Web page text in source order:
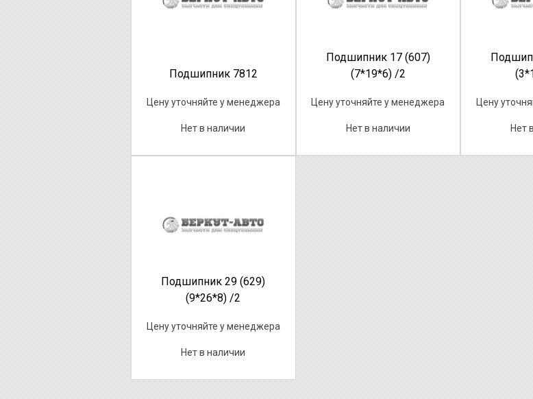
Подшипник 7812
Цену уточняйте у менеджера
Нет в наличии
Подшипник 17 (607)
(7*19*6) /2
Цену уточняйте у менеджера
Нет в наличии
Цену
Нет
Подшипник 29 (629)
(9*26*8) /2
Цену уточняйте у менеджера
Нет в наличии